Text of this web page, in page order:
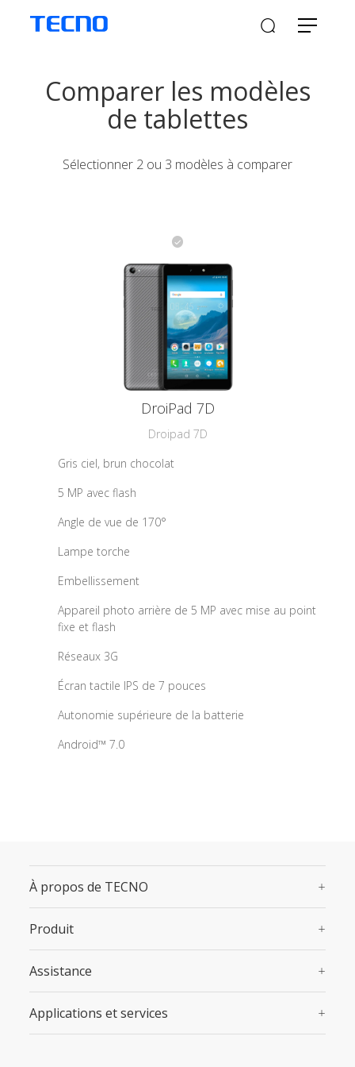
Comparer les modèles
de tablettes
Sélectionner 2 ou 3 modèles à comparer
DroiPad 7D
Droipad 7D
Gris ciel, brun chocolat
5 MP avec flash
Angle de vue de 170°
Lampe torche
Embellissement
Appareil photo arrière de 5 MP avec mise au point
fixe et flash
Réseaux 3G
Écran tactile IPS de 7 pouces
Autonomie supérieure de la batterie
Android™ 7.0
À propos de TECNO
Produit
Assistance
Applications et services